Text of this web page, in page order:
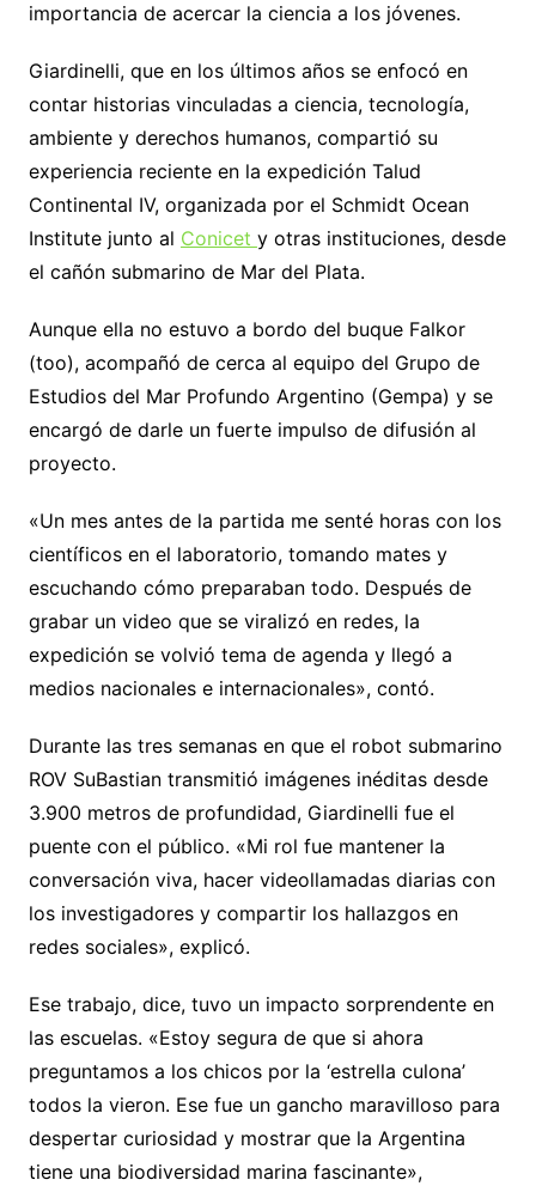
importancia de acercar la ciencia a los jóvenes.
Giardinelli, que en los últimos años se enfocó en
contar historias vinculadas a ciencia, tecnología,
ambiente y derechos humanos, compartió su
experiencia reciente en la expedición Talud
Continental IV, organizada por el Schmidt Ocean
Institute junto al Conicet y otras instituciones, desde
el cañón submarino de Mar del Plata.
Aunque ella no estuvo a bordo del buque Falkor
(too), acompañó de cerca al equipo del Grupo de
Estudios del Mar Profundo Argentino (Gempa) y se
encargó de darle un fuerte impulso de difusión al
proyecto.
«Un mes antes de la partida me senté horas con los
científicos en el laboratorio, tomando mates y
escuchando cómo preparaban todo. Después de
grabar un video que se viralizó en redes, la
expedición se volvió tema de agenda y llegó a
medios nacionales e internacionales», contó.
Durante las tres semanas en que el robot submarino
ROV SuBastian transmitió imágenes inéditas desde
3.900 metros de profundidad, Giardinelli fue el
puente con el público. «Mi rol fue mantener la
conversación viva, hacer videollamadas diarias con
los investigadores y compartir los hallazgos en
redes sociales», explicó.
Ese trabajo, dice, tuvo un impacto sorprendente en
las escuelas. «Estoy segura de que si ahora
preguntamos a los chicos por la ‘estrella culona’
todos la vieron. Ese fue un gancho maravilloso para
despertar curiosidad y mostrar que la Argentina
tiene una biodiversidad marina fascinante»,